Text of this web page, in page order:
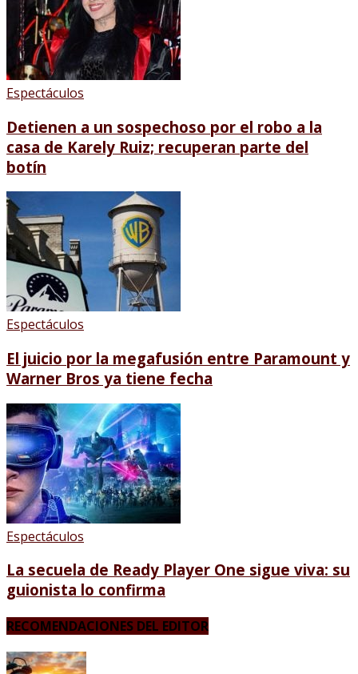
Espectáculos
Detienen a un sospechoso por el robo a la
casa de Karely Ruiz; recuperan parte del
botín
Espectáculos
El juicio por la megafusión entre Paramount y
Warner Bros ya tiene fecha
Espectáculos
La secuela de Ready Player One sigue viva: su
guionista lo confirma
RECOMENDACIONES DEL EDITOR